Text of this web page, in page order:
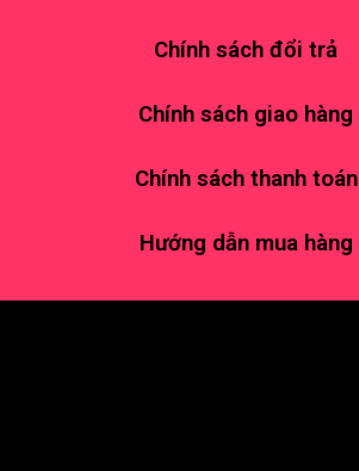
Chính sách đổi trả
Chính sách giao hàng
Chính sách thanh toán
Hướng dẫn mua hàng